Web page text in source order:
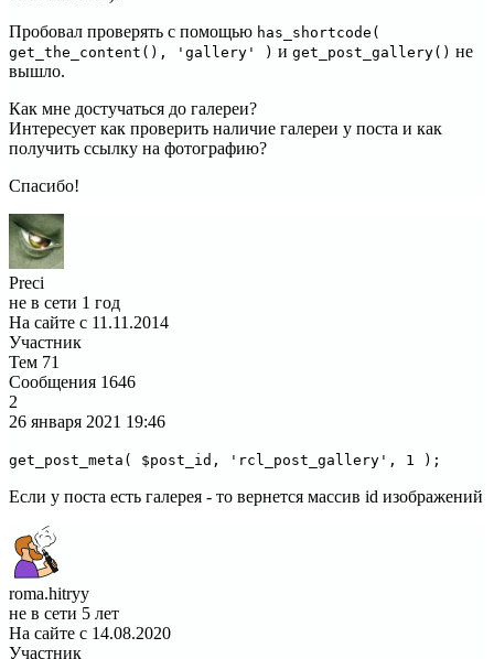
Пробовал проверять с помощью has_shortcode(
get_the_content(), 'gallery' ) и get_post_gallery() не
вышло.
Как мне достучаться до галереи?
Интересует как проверить наличие галереи у поста и как
получить ссылку на фотографию?
Спасибо!
Preci
не в сети 1 год
На сайте с 11.11.2014
Участник
Тем 71
Сообщения 1646
2
26 января 2021 19:46
get_post_meta( $post_id, 'rcl_post_gallery', 1 );
Если у поста есть галерея - то вернется массив id изображений
roma.hitryy
не в сети 5 лет
На сайте с 14.08.2020
Участник